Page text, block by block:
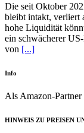
Die seit Oktober
bleibt intakt, verliert
hohe Liquidität
ein schwächerer
von [...]
Info
Als Amazon-
HINWEIS ZU PREISEN